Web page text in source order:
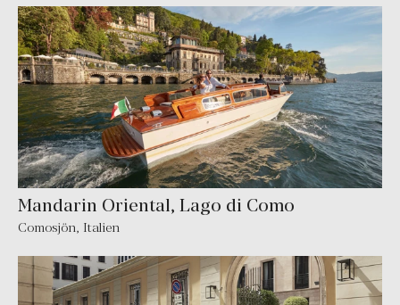
Mandarin Oriental, Lago di Como
Comosjön, Italien